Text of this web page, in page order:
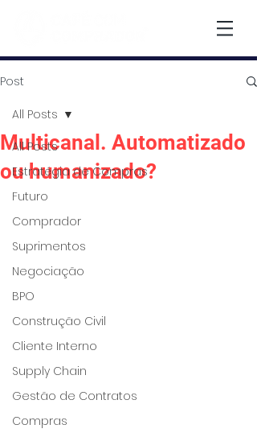
Post
All Posts
Estratégia de Compras
Futuro
Comprador
Suprimentos
Negociação
BPO
Construção Civil
Cliente Interno
Supply Chain
Gestão de Contratos
Compras
All Posts
Multicanal. Automatizado
ou humanizado?